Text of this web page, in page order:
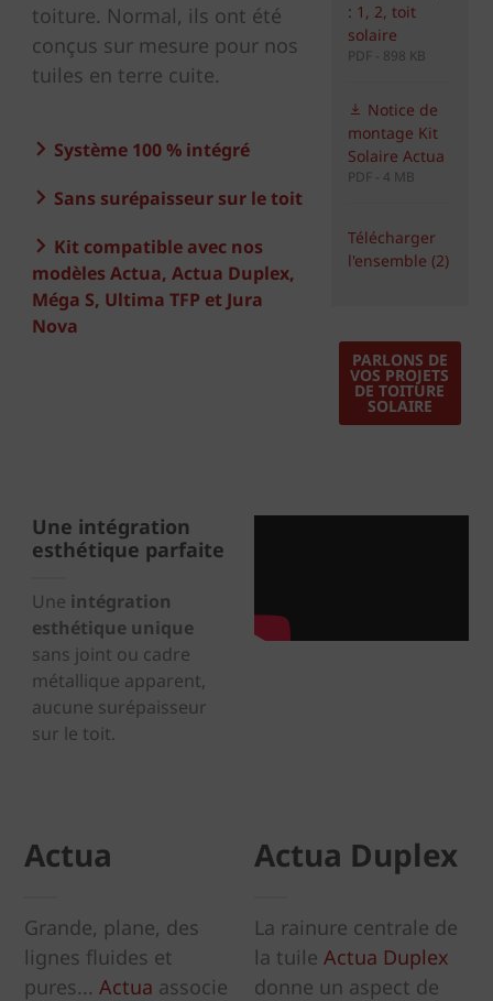
toiture. Normal, ils ont été
conçus sur mesure pour nos
tuiles en terre cuite.
Système 100 % intégré
Sans surépaisseur sur le toit
Kit compatible avec nos
modèles Actua, Actua Duplex,
Méga S, Ultima TFP et Jura
Nova
: 1, 2, toit
solaire
PDF - 898 KB
Notice de
montage Kit
Solaire Actua
PDF - 4 MB
Télécharger
l'ensemble (2)
PARLONS DE
VOS PROJETS
DE TOITURE
SOLAIRE
Une intégration
esthétique parfaite
Une intégration
esthétique unique
sans joint ou cadre
métallique apparent,
aucune surépaisseur
sur le toit.
Actua
Grande, plane, des
lignes fluides et
pures... Actua associe
Actua Duplex
La rainure centrale de
la tuile Actua Duplex
donne un aspect de